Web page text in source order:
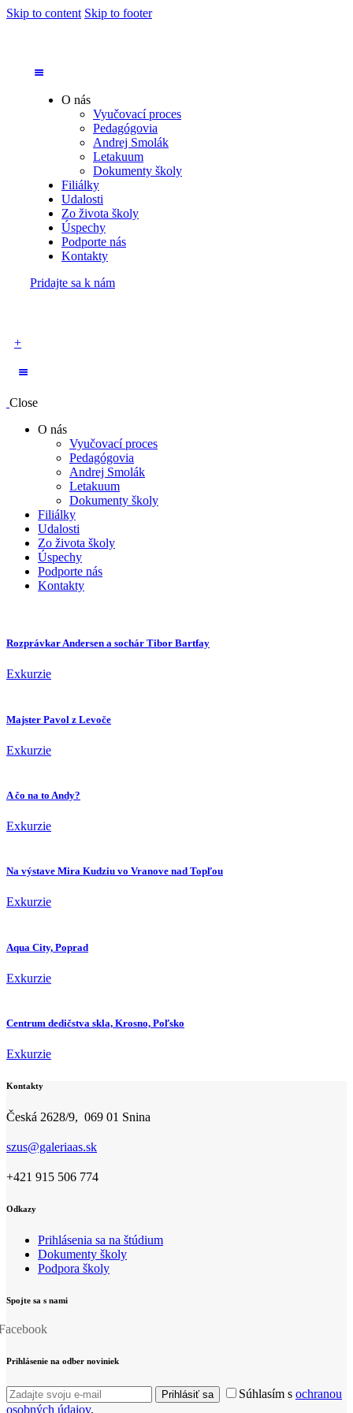
Skip to content Skip to footer
O nás
Vyučovací proces
Pedagógovia
Andrej Smolák
Letakuum
Dokumenty školy
Filiálky
Udalosti
Zo života školy
Úspechy
Podporte nás
Kontakty
Pridajte sa k nám
+
Close
O nás
Vyučovací proces
Pedagógovia
Andrej Smolák
Letakuum
Dokumenty školy
Filiálky
Udalosti
Zo života školy
Úspechy
Podporte nás
Kontakty
Rozprávkar Andersen a sochár Tibor Bartfay
Exkurzie
Majster Pavol z Levoče
Exkurzie
A čo na to Andy?
Exkurzie
Na výstave Mira Kudziu vo Vranove nad Topľou
Exkurzie
Aqua City, Poprad
Exkurzie
Centrum dedičstva skla, Krosno, Poľsko
Exkurzie
Kontakty
Česká 2628/9, 069 01 Snina
szus@galeriaas.sk
+421 915 506 774
Odkazy
Prihlásenia sa na štúdium
Dokumenty školy
Podpora školy
Spojte sa s nami
Prihlásenie na odber noviniek
Prihlásiť sa Súhlasím s ochranou
osobných údajov.